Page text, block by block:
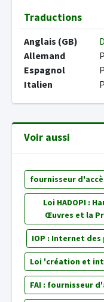
Traductions
Anglais (GB)
Allemand
Espagnol
Italien
Voir aussi
fournisseur
Loi HADOPI :
Œuvres et la
IOP : Internet
Loi 'création et
FAI : fournisseur